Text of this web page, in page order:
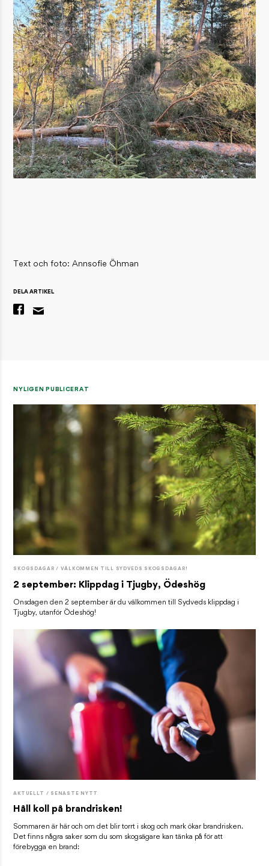
Text och foto: Annsofie Öhman
DELA ARTIKEL
NYLIGEN PUBLICERAT
SKOGSDAGAR / VÄLKOMMEN TILL SYDVEDS SKOGSDAGAR!
2 september: Klippdag i Tjugby, Ödeshög
Onsdagen den 2 september är du välkommen till Sydveds klippdag i
Tjugby, utanför Ödeshög!
AKTUELLT / SENASTE NYTT
Håll koll på brandrisken!
Sommaren är här och om det blir torrt i skog och mark ökar brandrisken.
Det finns några saker som du som skogsägare kan tänka på för att
förebygga en brand: